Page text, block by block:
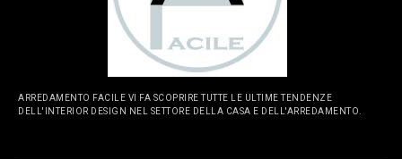
ARREDAMENTO FACILE VI FA SCOPRIRE TUTTE LE ULTIME TENDENZE
DELL'INTERIOR DESIGN NEL SETTORE DELLA CASA E DELL'ARREDAMENTO.